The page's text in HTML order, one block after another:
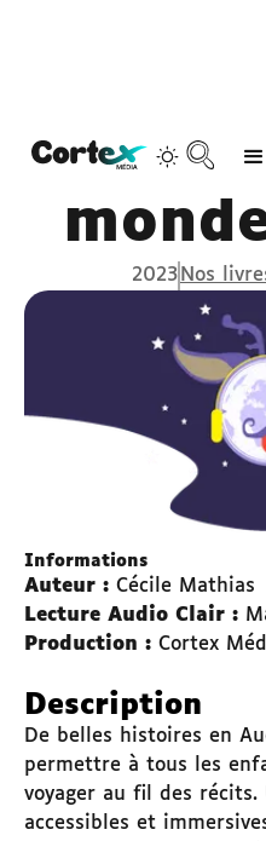
2023 Nos
Informations
Auteur : Cécile Mathias
Lecture Audio Clair :
Production : Cortex
Description
De belles histoires en
permettre à tous les
voyager au fil des récits.
accessibles et